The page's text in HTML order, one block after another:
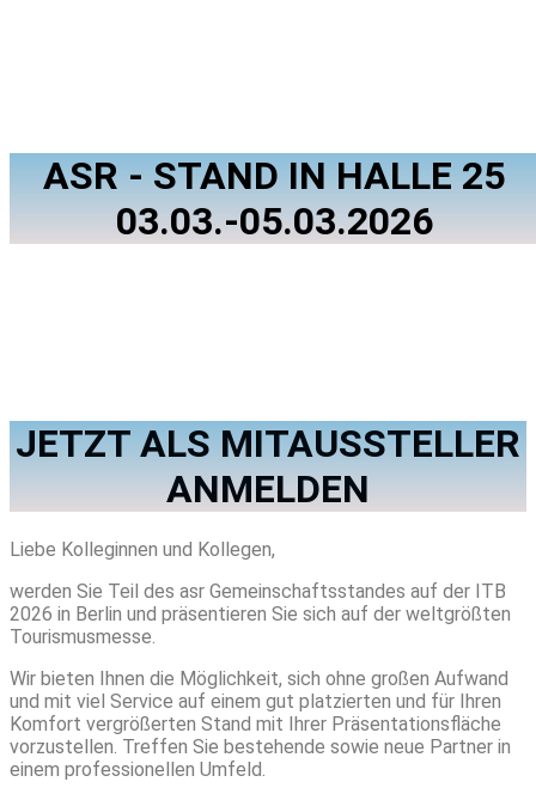
ASR - STAND IN HALLE 25
03.03.-05.03.2026
JETZT ALS MITAUSSTELLER
ANMELDEN
Liebe Kolleginnen und Kollegen,
werden Sie Teil des asr Gemeinschaftsstandes auf der ITB
2026 in Berlin und präsentieren Sie sich auf der weltgrößten
Tourismusmesse.
Wir bieten Ihnen die Möglichkeit, sich ohne großen Aufwand
und mit viel Service auf einem gut platzierten und für Ihren
Komfort vergrößerten Stand mit Ihrer Präsentationsfläche
vorzustellen. Treffen Sie bestehende sowie neue Partner in
einem professionellen Umfeld.